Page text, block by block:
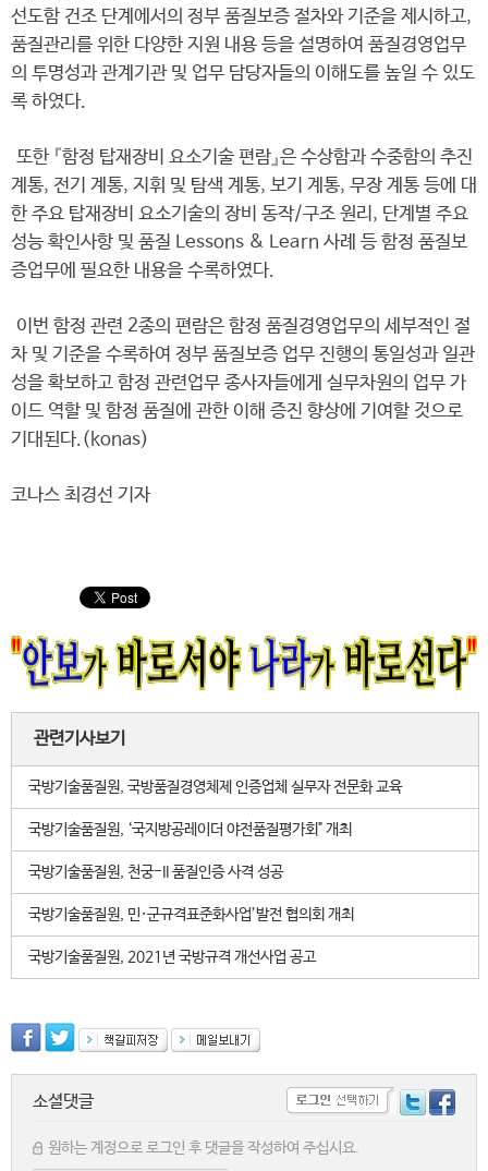
선도함 건조 단계에서의 정부 품질보증 절차와 기준을 제시하고,
품질관리를 위한 다양한 지원 내용 등을 설명하여 품질경영업무
의 투명성과 관계기관 및 업무 담당자들의 이해도를 높일 수 있도
록 하였다.
또한 『함정 탑재장비 요소기술 편람』은 수상함과 수중함의 추진
계통, 전기 계통, 지휘 및 탐색 계통, 보기 계통, 무장 계통 등에 대
한 주요 탑재장비 요소기술의 장비 동작/구조 원리, 단계별 주요
성능 확인사항 및 품질 Lessons & Learn 사례 등 함정 품질보
증업무에 필요한 내용을 수록하였다.
이번 함정 관련 2종의 편람은 함정 품질경영업무의 세부적인 절
차 및 기준을 수록하여 정부 품질보증 업무 진행의 통일성과 일관
성을 확보하고 함정 관련업무 종사자들에게 실무차원의 업무 가
이드 역할 및 함정 품질에 관한 이해 증진 향상에 기여할 것으로
기대된다.(konas)
코나스 최경선 기자
관련기사보기
국방기술품질원, 국방품질경영체제 인증업체 실무자 전문화 교육
국방기술품질원, ‘국지방공레이더 야전품질평가회" 개최
국방기술품질원, 천궁-II 품질인증 사격 성공
국방기술품질원, 민·군규격표준화사업’발전 협의회 개최
국방기술품질원, 2021년 국방규격 개선사업 공고
소셜댓글
원하는 계정으로 로그인 후 댓글을 작성하여 주십시요.